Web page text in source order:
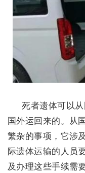
死者遗体可以
国外运回来的。从
繁杂的事项，它涉
际遗体运输的人员
及办理这些手续需